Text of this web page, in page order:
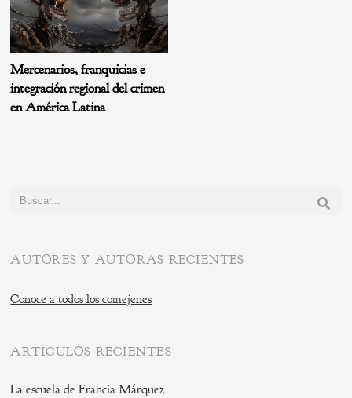
Mercenarios, franquicias e
integración regional del crimen
en América Latina
Buscar:
AUTORES Y AUTORAS RECIENTES
Conoce a todos los comejenes
ARTÍCULOS RECIENTES
La escuela de Francia Márquez